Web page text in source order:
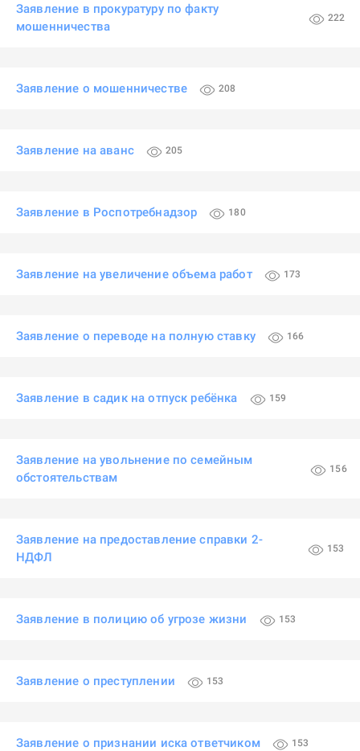
Заявление в прокуратуру по факту
мошенничества
222
Заявление о мошенничестве 208
Заявление на аванс 205
Заявление в Роспотребнадзор 180
Заявление на увеличение объема работ 173
Заявление о переводе на полную ставку 166
Заявление в садик на отпуск ребёнка 159
Заявление на увольнение по семейным
обстоятельствам
156
Заявление на предоставление справки 2-
НДФЛ
153
Заявление в полицию об угрозе жизни 153
Заявление о преступлении 153
Заявление о признании иска ответчиком 153